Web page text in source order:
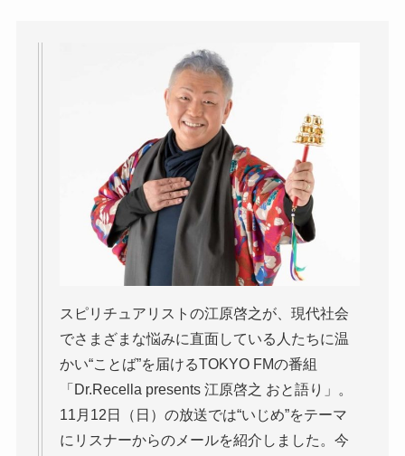
スピリチュアリストの江原啓之が、現代社会
でさまざまな悩みに直面している人たちに温
かい“ことば”を届けるTOKYO FMの番組
「Dr.Recella presents 江原啓之 おと語り」。
11月12日（日）の放送では“いじめ”をテーマ
にリスナーからのメールを紹介しました。今